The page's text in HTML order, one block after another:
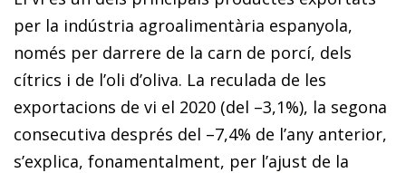
per la indústria agroalimentària espanyola,
només per darrere de la carn de porcí, dels
cítrics i de l’oli d’oliva. La reculada de les
exportacions de vi el 2020 (del –3,1%), la segona
consecutiva després del –7,4% de l’any anterior,
s’explica, fonamentalment, per l’ajust de la